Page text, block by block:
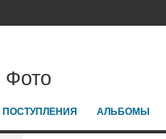
Фото
АЛЬБОМЫ